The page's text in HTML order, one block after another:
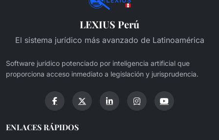
LEXIUS Perú
El sistema jurídico más avanzado de Latinoamérica
Software jurídico potenciado por inteligencia artificial que
proporciona acceso inmediato a legislación y jurisprudencia.
ENLACES RÁPIDOS